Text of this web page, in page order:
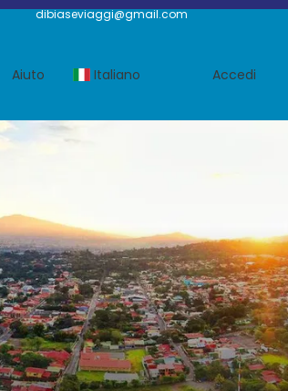
dibiaseviaggi@gmail.com
Aiuto Italiano Accedi